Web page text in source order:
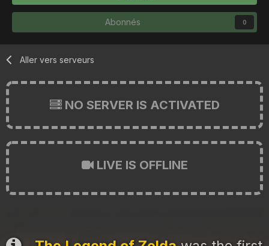
Abonnés 0
Aller vers serveurs
NO SERVER IS ACTIVATED
LIVE IS OFFLINE